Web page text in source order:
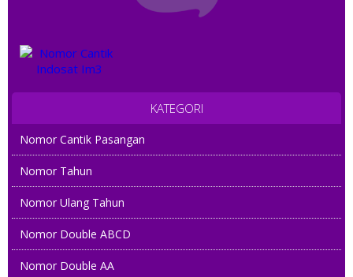
KATEGORI
Nomor Cantik Pasangan
Nomor Tahun
Nomor Ulang Tahun
Nomor Double ABCD
Nomor Double AA